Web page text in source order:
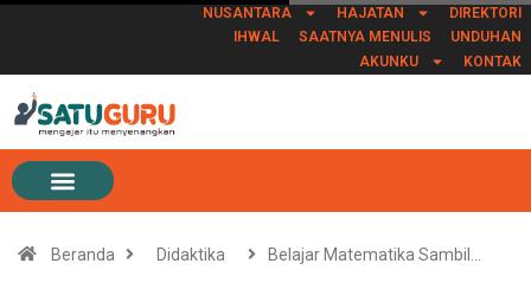
NUSANTARA HAJATAN
DIREKTORI
IHWAL
SAATNYA MENULIS
UNDUHAN
AKUNKU
KONTAK
Beranda Didaktika Belajar Matematika Sambil…